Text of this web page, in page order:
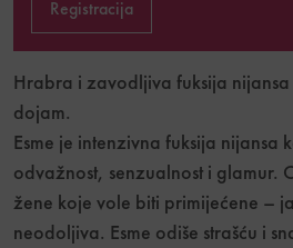
Registracija
Hrabra i zavodljiva fuksija
dojam.
Esme je intenzivna fuksija nijansa
odvažnost, senzualnost i glamur.
žene koje vole biti primijećene –
neodoljiva. Esme odiše strašću i